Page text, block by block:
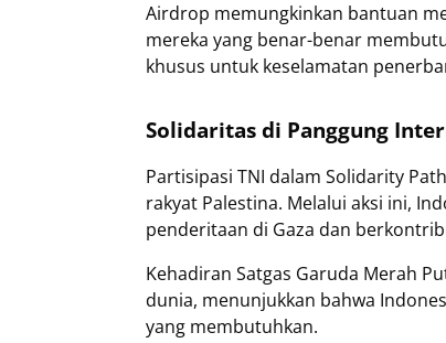
Airdrop memungkinkan bantuan
mereka yang benar-benar
khusus untuk keselamatan
Solidaritas di Panggung
Partisipasi TNI dalam Solidarity
rakyat Palestina. Melalui aksi ini,
penderitaan di Gaza dan
Kehadiran Satgas Garuda Merah
dunia, menunjukkan bahwa
yang membutuhkan.